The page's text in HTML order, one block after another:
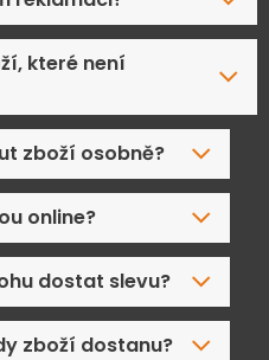
které není
zboží osobně?
online?
dostat slevu?
zboží dostanu?